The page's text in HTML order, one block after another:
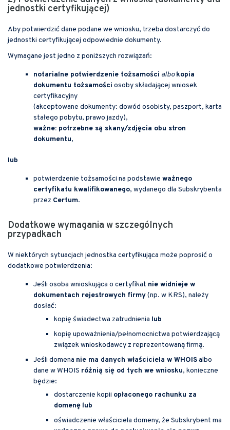
jednostki certyfikującej)
Aby potwierdzić dane podane we wniosku, trzeba dostarczyć do
jednostki certyfikującej odpowiednie dokumenty.
Wymagane jest jedno z poniższych rozwiązań:
notarialne potwierdzenie tożsamości albo kopia
dokumentu tożsamości osoby składającej wniosek
certyfikacyjny
(akceptowane dokumenty: dowód osobisty, paszport, karta
stałego pobytu, prawo jazdy),
ważne: potrzebne są skany/zdjęcia obu stron
dokumentu,
lub
potwierdzenie tożsamości na podstawie ważnego
certyfikatu kwalifikowanego, wydanego dla Subskrybenta
przez Certum.
Dodatkowe wymagania w szczególnych
przypadkach
W niektórych sytuacjach jednostka certyfikująca może poprosić o
dodatkowe potwierdzenia:
Jeśli osoba wnioskująca o certyfikat nie widnieje w
dokumentach rejestrowych firmy(np. w KRS), należy
dosłać:
kopię świadectwa zatrudnienia lub
kopię upoważnienia/pełnomocnictwa potwierdzającą
związek wnioskodawcy z reprezentowaną firmą.
Jeśli domena nie ma danych właściciela w WHOISalbo
dane w WHOIS różnią się od tych we wniosku, konieczne
będzie:
dostarczenie kopii opłaconego rachunku za
domenę lub
oświadczenie właściciela domeny, że Subskrybent ma